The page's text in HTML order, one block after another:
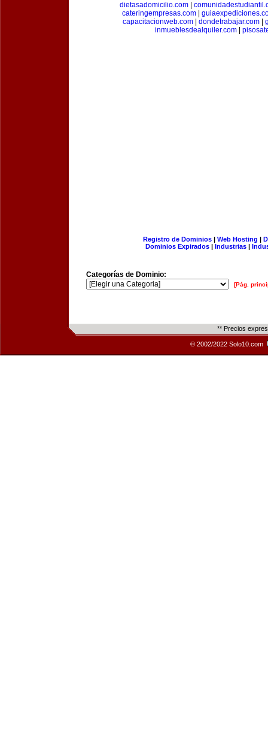
dietasadomicilio.com
cateringempresas.com|
capacitacionweb.com
dondetrabajar.com
inmueblesdealquiler.com
Registro de Dominios| Web Hosting |
Dominios Expirados | Industrias |
Categorías de Dominio:
[Pág.
** Precios
© 2002/2022 Solo10.com